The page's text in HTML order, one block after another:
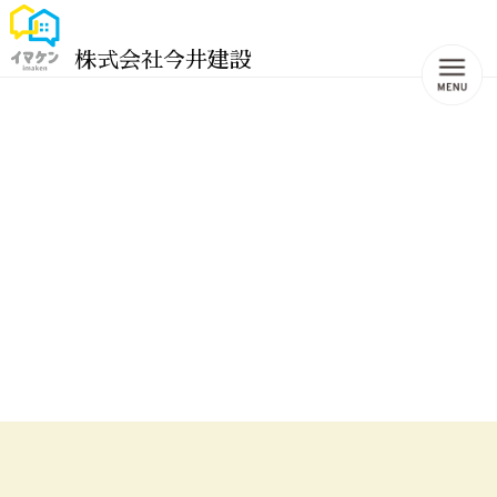
株式会社今井建設